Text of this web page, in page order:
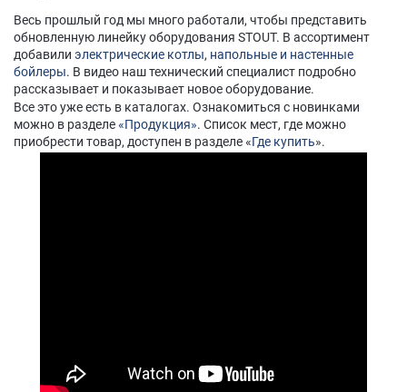
Весь прошлый год мы много работали, чтобы представить
обновленную линейку оборудования STOUT. В ассортимент
добавили электрические котлы, напольные и настенные
бойлеры. В видео наш технический специалист подробно
рассказывает и показывает новое оборудование.
Все это уже есть в каталогах. Ознакомиться с новинками
можно в разделе«Продукция». Список мест, где можно
приобрести товар, доступен в разделе «Где купить».